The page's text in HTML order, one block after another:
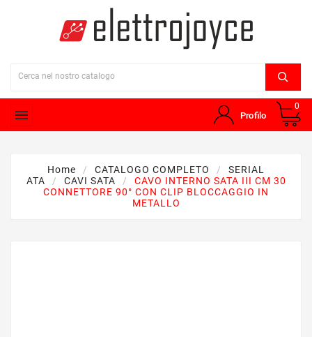
 Profilo
0
Home CATALOGO COMPLETO
SERIAL
ATA
CAVI SATA
CAVO INTERNO SATA III CM 30
CONNETTORE 90° CON CLIP BLOCCAGGIO IN
METALLO